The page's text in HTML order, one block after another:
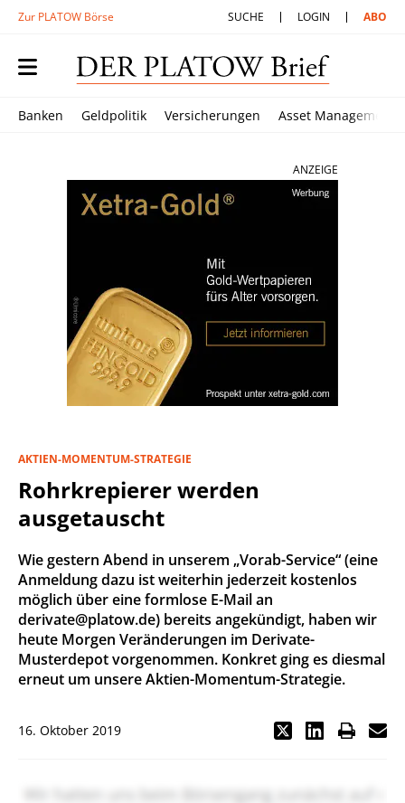
Zur PLATOW Börse SUCHE LOGIN ABO
Banken Geldpolitik Versicherungen Asset Management
ANZEIGE
AKTIEN-MOMENTUM-STRATEGIE
Rohrkrepierer werden
ausgetauscht
Wie gestern Abend in unserem „Vorab-Service“ (eine
Anmeldung dazu ist weiterhin jederzeit kostenlos
möglich über eine formlose E-Mail an
derivate@platow.de) bereits angekündigt, haben wir
heute Morgen Veränderungen im Derivate-
Musterdepot vorgenommen. Konkret ging es diesmal
erneut um unsere Aktien-Momentum-Strategie.
16. Oktober 2019